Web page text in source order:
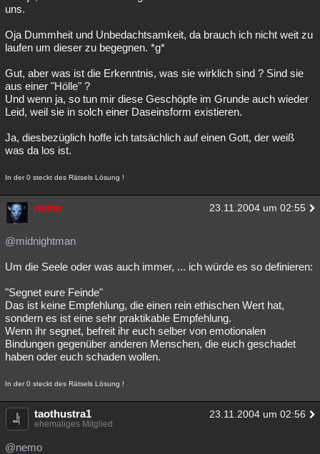
uns.
Oja Dummheit und Unbedachtsamkeit, da brauch ich nicht weit zu
laufen um dieser zu begegnen. *g*
Gut, aber was ist die Erkenntnis, was sie wirklich sind ? Sind sie
aus einer "Hölle" ?
Und wenn ja, so tun mir diese Geschöpfe im Grunde auch wieder
Leid, weil sie in solch einer Daseinsform existieren.
Ja, diesbezüglich hoffe ich tatsächlich auf einen Gott, der weiß
was da los ist.
In der 0 steckt des Rätsels Lösung !
nemo 23.11.2004 um 02:55
@midnightman
Um die Seele oder was auch immer, ... ich würde es so definieren:
"Segnet eure Feinde"
Das ist keine Empfehlung, die einen rein ethischen Wert hat,
sondern es ist eine sehr praktikable Empfehlung.
Wenn ihr segnet, befreit ihr euch selber von emotionalen
Bindungen gegenüber anderen Menschen, die euch geschadet
haben oder euch schaden wollen.
In der 0 steckt des Rätsels Lösung !
taothustra1 23.11.2004 um 02:56
ehemaliges Mitglied
@nemo